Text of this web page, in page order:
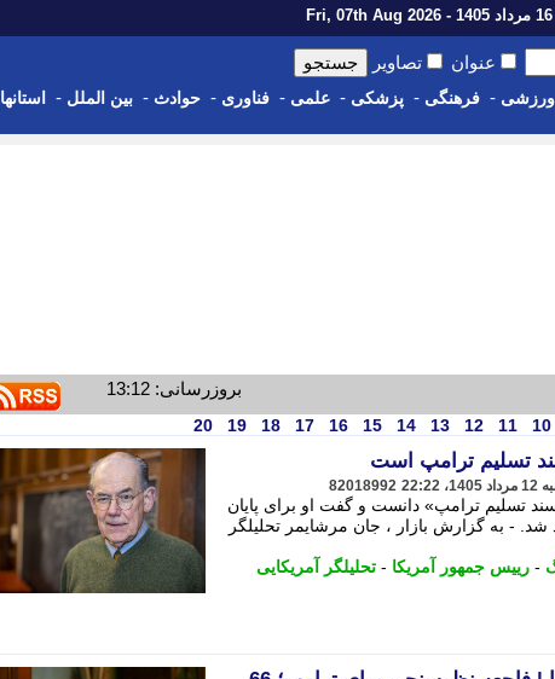
عنوان تصاویر
ورزشی - فرهنگی - پزشکی - علمی - فناوری - حوادث - بین الملل - استانها
بروزرسانی: 13:12
10
11
12
13
14
15
16
17
18
19
20
تسلیم ترامپ است
82018992
تسلیم ترامپ» دانست و گفت او برای پایان
- به گزارش بازار ، جان مرشایمر تحلیلگر
- رییس جمهور آمریکا - تحلیلگر آمریکایی